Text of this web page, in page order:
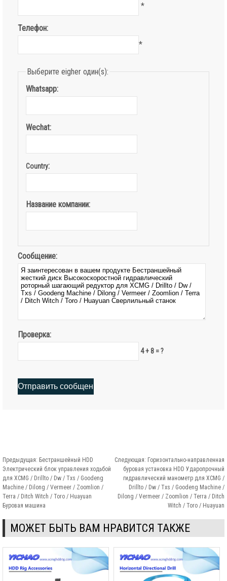
*
Телефон:
*
Выберите eigher один(s):
Whatsapp:
Wechat:
Country:
Название компании:
Сообщение:
Проверка:
4 + 8 = ?
Предыдущая: Бестраншейный HDD
Электрический блок управления ходьбой
для XCMG / Drillto / Dw / Txs / Goodeng
Machine / Dilong / Vermeer / Zoomlion /
Terra / Ditch Witch / Toro / Huayuan
Буровая машина
Следующая: Горизонтально-направленная
буровая установка HDD Ударопрочный
гидравлический манометр для XCMG /
Drillto / Dw / Txs / Goodeng Machine /
Dilong / Vermeer / Zoomlion / Terra / Ditch
Witch / Toro / Huayuan
МОЖЕТ БЫТЬ ВАМ НРАВИТСЯ ТАКЖЕ